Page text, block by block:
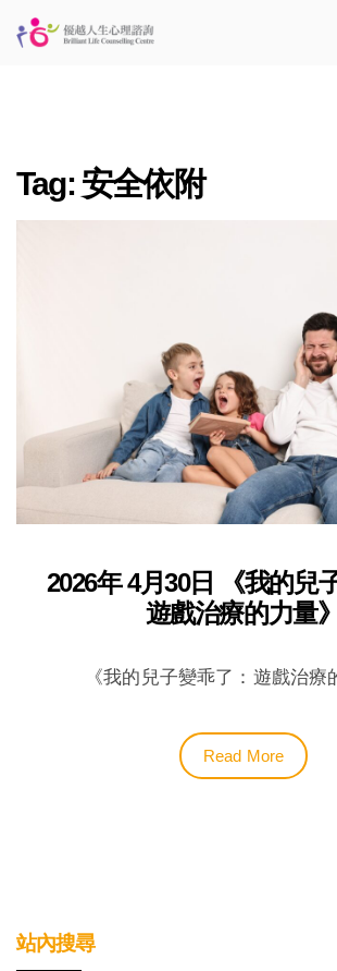
Tag: 安全依附
2026年 4月30日 《我的兒
遊戲治療的力量》
《我的兒子變乖了：遊戲治療
Read More
站內搜尋